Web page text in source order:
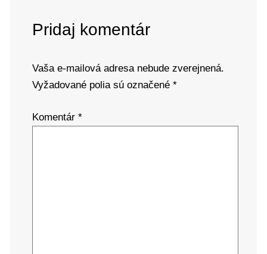
Pridaj komentár
Vaša e-mailová adresa nebude zverejnená.
Vyžadované polia sú označené *
Komentár *